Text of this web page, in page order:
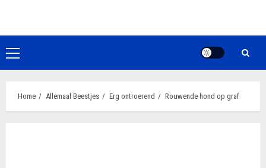
de
inhoudPrimair
menu
Home Allemaal Beestjes Erg ontroerend Rouwende hond op graf